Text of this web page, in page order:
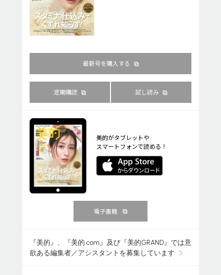
最新号を購入する
定期購読 試し読み
美的がタブレットや
スマートフォンで読める！
電子書籍
『美的』、『美的.com』及び『美的GRAND』では意
欲ある編集者／アシスタントを募集しています